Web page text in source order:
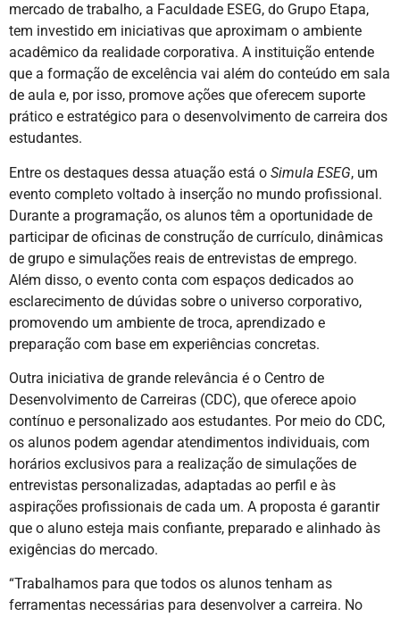
mercado de trabalho, a Faculdade ESEG, do Grupo Etapa,
tem investido em iniciativas que aproximam o ambiente
acadêmico da realidade corporativa. A instituição entende
que a formação de excelência vai além do conteúdo em sala
de aula e, por isso, promove ações que oferecem suporte
prático e estratégico para o desenvolvimento de carreira dos
estudantes.
Entre os destaques dessa atuação está o Simula ESEG, um
evento completo voltado à inserção no mundo profissional.
Durante a programação, os alunos têm a oportunidade de
participar de oficinas de construção de currículo, dinâmicas
de grupo e simulações reais de entrevistas de emprego.
Além disso, o evento conta com espaços dedicados ao
esclarecimento de dúvidas sobre o universo corporativo,
promovendo um ambiente de troca, aprendizado e
preparação com base em experiências concretas.
Outra iniciativa de grande relevância é o Centro de
Desenvolvimento de Carreiras (CDC), que oferece apoio
contínuo e personalizado aos estudantes. Por meio do CDC,
os alunos podem agendar atendimentos individuais, com
horários exclusivos para a realização de simulações de
entrevistas personalizadas, adaptadas ao perfil e às
aspirações profissionais de cada um. A proposta é garantir
que o aluno esteja mais confiante, preparado e alinhado às
exigências do mercado.
“Trabalhamos para que todos os alunos tenham as
ferramentas necessárias para desenvolver a carreira. No